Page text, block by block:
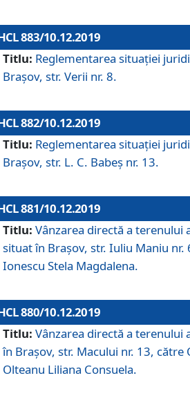
883/10.12.2019
Titlu: Reglementarea situației
Brașov, str. Verii nr. 8.
882/10.12.2019
Titlu: Reglementarea situației
Brașov, str. L. C. Babeș nr. 13.
881/10.12.2019
Titlu: Vânzarea directă a
situat în Brașov, str. Iuliu Maniu
Ionescu Stela Magdalena.
880/10.12.2019
Titlu: Vânzarea directă a
în Brașov, str. Macului nr. 13, către
Olteanu Liliana Consuela.